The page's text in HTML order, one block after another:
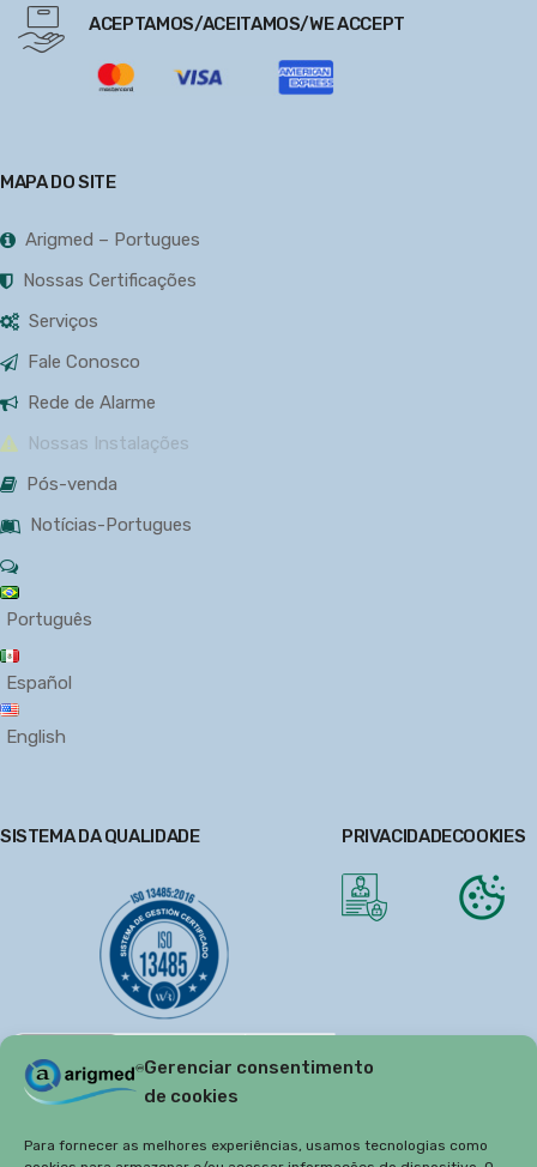
Gerenciar consentimento
de cookies
Para fornecer as melhores experiências, usamos tecnologias como
ACEPTAMOS/ACEITAMOS/WE ACCEPT
MAPA DO SITE
Arigmed – Portugues
Nossas Certificações
Serviços
Fale Conosco
Rede de Alarme
Nossas Instalações
Pós-venda
Notícias-Portugues
Português
Español
English
SISTEMA DA QUALIDADE PRIVACIDADECOOKIES